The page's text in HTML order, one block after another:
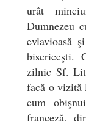
urât
Dumnezeu
evlavioasă
bisericeşti.
zilnic Sf.
facă o vizită
cum
franceză,